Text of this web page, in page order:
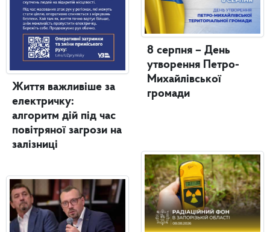
Життя важливіше за
електричку:
алгоритм дій під час
повітряної загрози на
залізниці
8 серпня – День
утворення Петро-
Михайлівської
громади